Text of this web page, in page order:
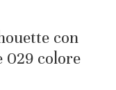
con
029 colore